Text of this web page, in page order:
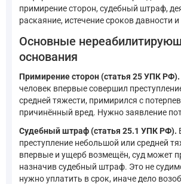
примирение сторон, судебный штраф,
раскаяние, истечение сроков давности
Основные
основания
Примирение сторон (статья 25 УПК РФ).
человек впервые совершил
средней тяжести, примирился с
причинённый вред. Нужно заявление
Судебный штраф (статья 25.1 УПК РФ).
преступление небольшой или средней
впервые и ущерб возмещён, суд может
назначив судебный штраф. Это не
нужно уплатить в срок, иначе дело